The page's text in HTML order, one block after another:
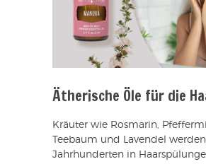
Ätherische Öle für die
Kräuter wie Rosmarin,
Teebaum und Lavendel
Jahrhunderten in